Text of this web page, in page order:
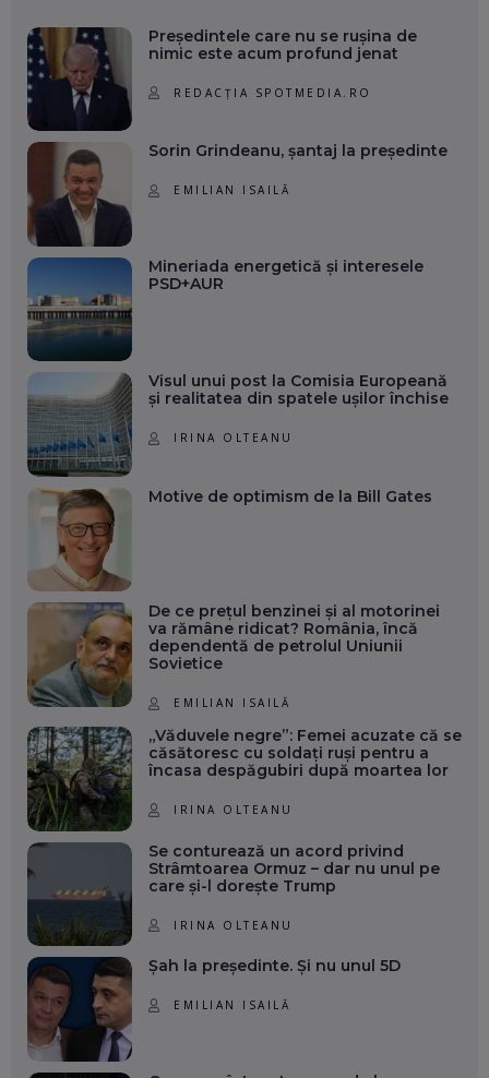
Președintele care nu se rușina de
nimic este acum profund jenat
REDACȚIA SPOTMEDIA.RO
Sorin Grindeanu, șantaj la președinte
EMILIAN ISAILĂ
Mineriada energetică și interesele
PSD+AUR
Visul unui post la Comisia Europeană
și realitatea din spatele ușilor închise
IRINA OLTEANU
Motive de optimism de la Bill Gates
De ce prețul benzinei și al motorinei
va rămâne ridicat? România, încă
dependentă de petrolul Uniunii
Sovietice
EMILIAN ISAILĂ
„Văduvele negre”: Femei acuzate că se
căsătoresc cu soldați ruși pentru a
încasa despăgubiri după moartea lor
IRINA OLTEANU
Se conturează un acord privind
Strâmtoarea Ormuz – dar nu unul pe
care și-l dorește Trump
IRINA OLTEANU
Șah la președinte. Și nu unul 5D
EMILIAN ISAILĂ